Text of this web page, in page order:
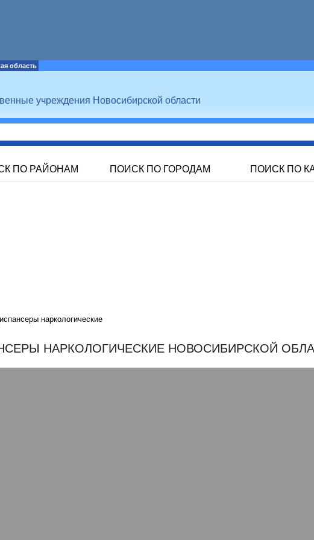
область
учреждения Новосибирской области
ПО РАЙОНАМ ПОИСК ПО ГОРОДАМ ПОИСК ПО
наркологические
НАРКОЛОГИЧЕСКИЕ НОВОСИБИРСКОЙ